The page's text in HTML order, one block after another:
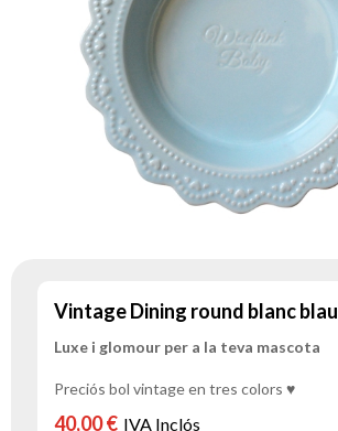
Vintage Dining round blanc blau
Luxe i glomour per a la teva mascota
Preciós bol vintage en tres colors ♥
40,00 € IVA Inclós